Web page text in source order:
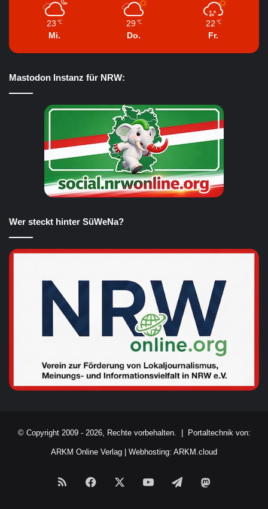
23 ℃
Mi.
29 ℃
Do.
22 ℃
Fr.
Mastodon Instanz für NRW:
Wer steckt hinter SüWeNa?
© Copyright 2009 - 2026, Rechte vorbehalten. | Portaltechnik von:
ARKM Online Verlag Webhosting: ARKM.cloud
RSS Facebook YouTubeTelegram